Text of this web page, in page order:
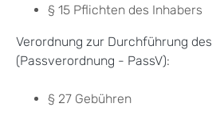
§ 15 Pflichten des Inhabers
Verordnung zur Durchführung
(Passverordnung - PassV):
§ 27 Gebühren